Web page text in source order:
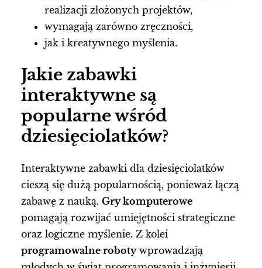
realizacji złożonych projektów,
wymagają zarówno zręczności,
jak i kreatywnego myślenia.
Jakie zabawki
interaktywne są
popularne wśród
dziesięciolatków?
Interaktywne zabawki dla dziesięciolatków
cieszą się dużą popularnością, ponieważ łączą
zabawę z nauką. Gry komputerowe
pomagają rozwijać umiejętności strategiczne
oraz logiczne myślenie. Z kolei
programowalne robotywprowadzają